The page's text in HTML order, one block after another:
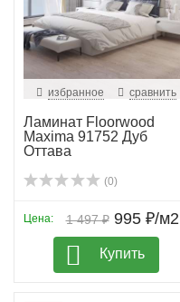
избранное сравнить
Ламинат Floorwood
Maxima 91752 Дуб
Оттава
(0)
1 497 ₽
Цена: 995 ₽/м2
Купить